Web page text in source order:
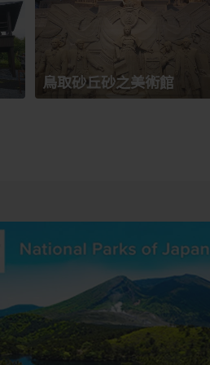
鳥取砂丘砂之美術館